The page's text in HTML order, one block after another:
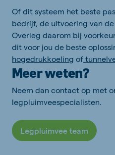
Of dit systeem het beste
bedrijf, de uitvoering van
Overleg daarom bij
dit voor jou de beste
hogedrukkoeling of
Meer weten?
Neem dan contact op met
legpluimveespecialisten.
Legpluimvee team